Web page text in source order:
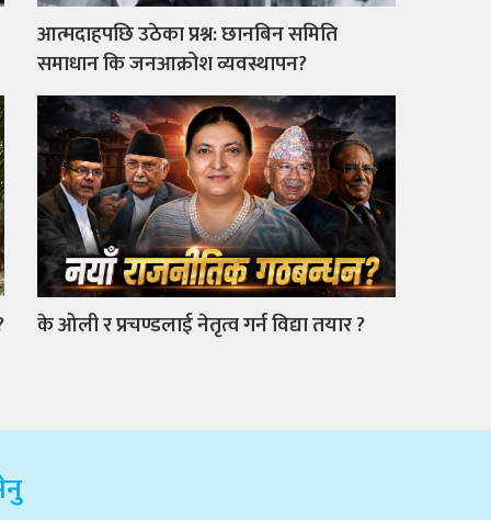
आत्मदाहपछि उठेका प्रश्न: छानबिन समिति
समाधान कि जनआक्रोश व्यवस्थापन?
के ओली र प्रचण्डलाई नेतृत्व गर्न विद्या तयार ?